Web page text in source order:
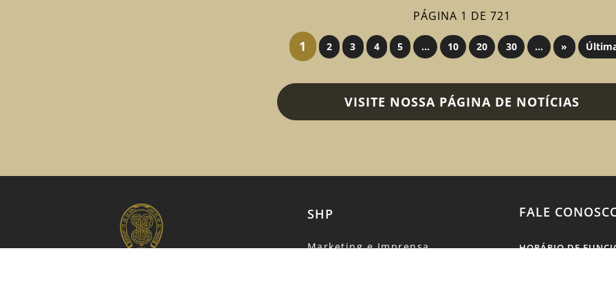
PÁGINA 1 DE 721
1 2 3 4 5 ... 10 20 30 ... »
VISITE NOSSA PÁGINA DE NOTÍCIAS
SHP
Marketing e Imprensa
FALE
HORÁRIO DE